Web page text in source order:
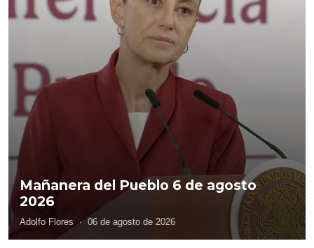
Mañanera del Pueblo 6 de agosto
2026
Adolfo Flores · 06 de agosto de 2026